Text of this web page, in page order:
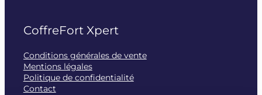
CoffreFort Xpert
Conditions générales de vente
Mentions légales
Politique de confidentialité
Contact